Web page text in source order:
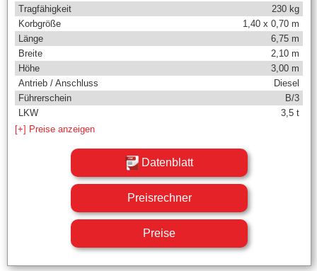
Tragfähigkeit
230 kg
Korbgröße
1,40 x 0,70 m
Länge
6,75 m
Breite
2,10 m
Höhe
3,00 m
Antrieb / Anschluss
Diesel
Führerschein
B/3
LKW
3,5 t
[+] Preise anzeigen
Datenblatt
Preisrechner
Preise